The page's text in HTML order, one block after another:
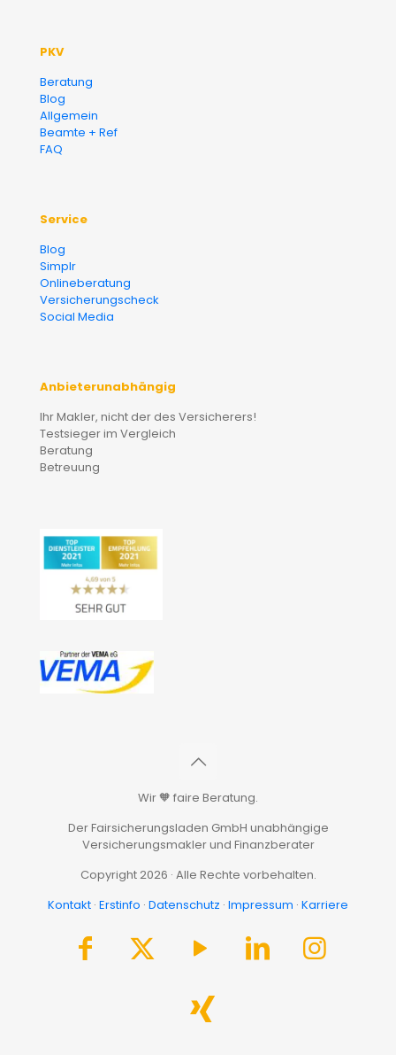
PKV
Beratung
Blog
Allgemein
Beamte + Ref
FAQ
Service
Blog
Simplr
Onlineberatung
Versicherungscheck
Social Media
Anbieterunabhängig
Ihr Makler, nicht der des Versicherers!
Testsieger im Vergleich
Beratung
Betreuung
Wir 🧡 faire Beratung.
Der Fairsicherungsladen GmbH unabhängige
Versicherungsmakler und Finanzberater
Copyright 2026 · Alle Rechte vorbehalten.
Kontakt · Erstinfo · Datenschutz · Impressum · Karriere